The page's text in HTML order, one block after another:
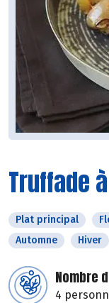
Truffade
Plat principal
Automne
Hiver
Nombre
4